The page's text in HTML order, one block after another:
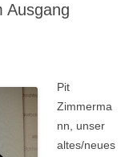
Ausgang
Pit
Zimmerma
nn, unser
altes/neues